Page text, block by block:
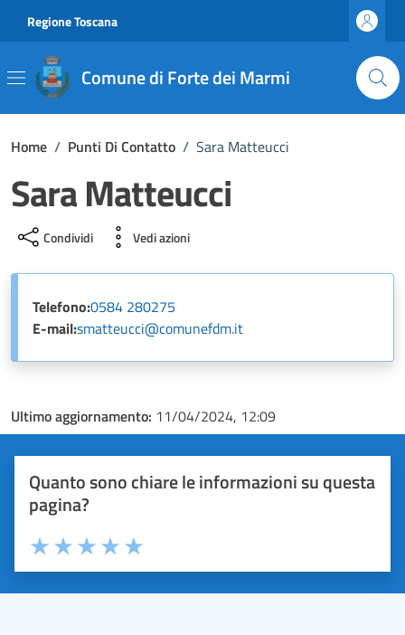
Regione Toscana
Comune di Forte dei Marmi
Home / Punti Di Contatto / Sara Matteucci
Sara Matteucci
Condividi Vedi azioni
Telefono:0584 280275
E-mail:smatteucci@comunefdm.it
Ultimo aggiornamento: 11/04/2024, 12:09
Quanto sono chiare le informazioni su questa
pagina?
Valuta 5 stelle su 5
Valuta 4 stelle su 5
Valuta 3 stelle su 5
Valuta 2 stelle su 5
Valuta 1 stelle su 5